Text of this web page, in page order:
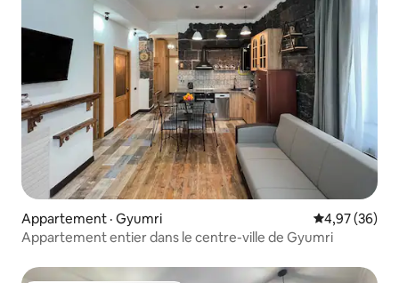
Appartement · Gyumri Note
4,97 (36)
Appartement entier dans le centre-ville de Gyumri